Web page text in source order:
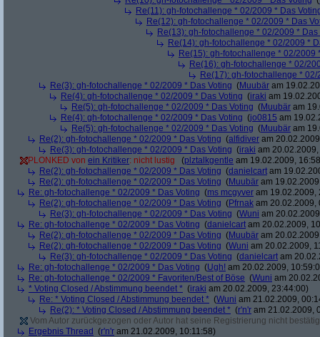
Re(11): gh-fotochallenge * 02/2009 * Das
Re(12): gh-fotochallenge * 02/2009 * Das
Re(13): gh-fotochallenge * 02/2009 * Das
Re(14): gh-fotochallenge * 02/2009 *
Re(15): gh-fotochallenge * 02/2009
Re(16): gh-fotochallenge * 02/
Re(17): gh-fotochallenge *
Re(3): gh-fotochallenge * 02/2009 * Das Voting (Muubär am
Re(4): gh-fotochallenge * 02/2009 * Das Voting (iraki am
Re(5): gh-fotochallenge * 02/2009 * Das Voting (Muubär am
Re(4): gh-fotochallenge * 02/2009 * Das Voting (jo0815 am
Re(5): gh-fotochallenge * 02/2009 * Das Voting (Muubär am
Re(2): gh-fotochallenge * 02/2009 * Das Voting (alfidiver am
Re(3): gh-fotochallenge * 02/2009 * Das Voting (iraki am
PLONKED von ein Kritiker: nicht lustig (plztalkgentle am 19.02.2009,
Re(2): gh-fotochallenge * 02/2009 * Das Voting (danielcart am
Re(2): gh-fotochallenge * 02/2009 * Das Voting (Muubär am
Re: gh-fotochallenge * 02/2009 * Das Voting (ms mcgyver am 19.02.2009,
Re(2): gh-fotochallenge * 02/2009 * Das Voting (Pfrnak am 20.02.2009,
Re(3): gh-fotochallenge * 02/2009 * Das Voting (Wuni am
Re: gh-fotochallenge * 02/2009 * Das Voting (danielcart am 20.02.2009,
Re(2): gh-fotochallenge * 02/2009 * Das Voting (Muubär am
Re(2): gh-fotochallenge * 02/2009 * Das Voting (Wuni am 20.02.2009,
Re(3): gh-fotochallenge * 02/2009 * Das Voting (danielcart am
Re: gh-fotochallenge * 02/2009 * Das Voting (Ugh! am 20.02.2009,
Re: gh-fotochallenge * 02/2009 * Favoriten/Best of Böse (Wuni am
* Voting Closed / Abstimmung beendet * (iraki am 20.02.2009, 23:44:00)
Re: * Voting Closed / Abstimmung beendet * (Wuni am 21.02.2009,
Re(2): * Voting Closed / Abstimmung beendet * (r'n'r am 21.02.2009,
Vom Autor zurückgezogen oder Autor hat seine Registrierung nicht
Ergebnis Thread (r'n'r am 21.02.2009, 10:11:58)